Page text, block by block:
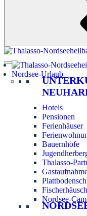
Nordsee-Urlaub
Hotels
Pensionen
Ferienhäuser
Bauernhöfe
Thalasso-
Nordsee-